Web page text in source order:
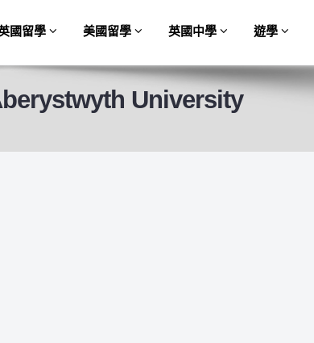
國留學 美國留學 英國中學 遊學
University